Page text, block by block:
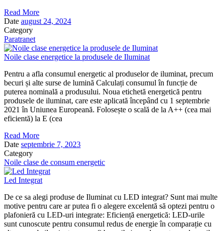
Read More
Date august 24, 2024
Category
Paratranet
Noile clase energetice la produsele de Iluminat
Pentru a afla consumul energetic al produselor de iluminat, precum
becuri și alte surse de lumină Calculați consumul în funcție de
puterea nominală a produsului. Noua etichetă energetică pentru
produsele de iluminat, care este aplicată începând cu 1 septembrie
2021 în Uniunea Europeană. Folosește o scală de la A++ (cea mai
eficientă) la E (cea
Read More
Date septembrie 7, 2023
Category
Noile clase de consum energetic
Led Integrat
De ce sa alegi produse de Iluminat cu LED integrat? Sunt mai multe
motive pentru care ar putea fi o alegere excelentă să optezi pentru o
plafonieră cu LED-uri integrate: Eficiență energetică: LED-urile
sunt cunoscute pentru consumul redus de energie în comparație cu